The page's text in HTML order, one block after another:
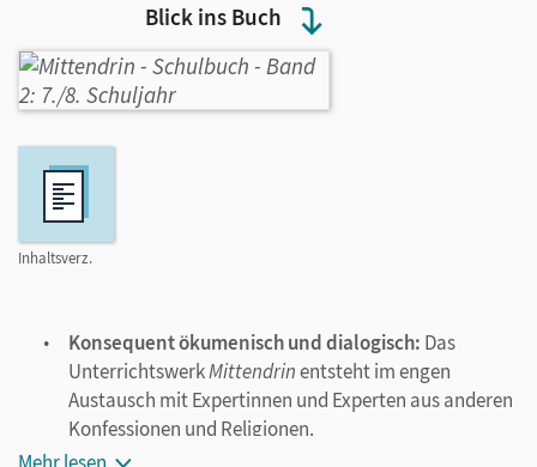
Blick ins Buch
Inhaltsverz.
Konsequent ökumenisch und dialogisch: Das
UnterrichtswerkMittendrinentsteht im engen
Austausch mit Expertinnen und Experten aus anderen
Konfessionen und Religionen.
Konsequent gegliedert: